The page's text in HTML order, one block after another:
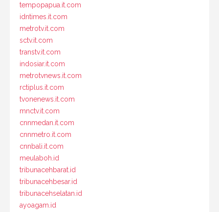
tempopapua.it.com
idntimes.it.com
metrotv.it.com
sctv.it.com
transtv.it.com
indosiar.it.com
metrotvnews.it.com
rctiplus.it.com
tvonenews.it.com
mnctv.it.com
cnnmedan.it.com
cnnmetro.it.com
cnnbali.it.com
meulaboh.id
tribunacehbarat.id
tribunacehbesar.id
tribunacehselatan.id
ayoagam.id